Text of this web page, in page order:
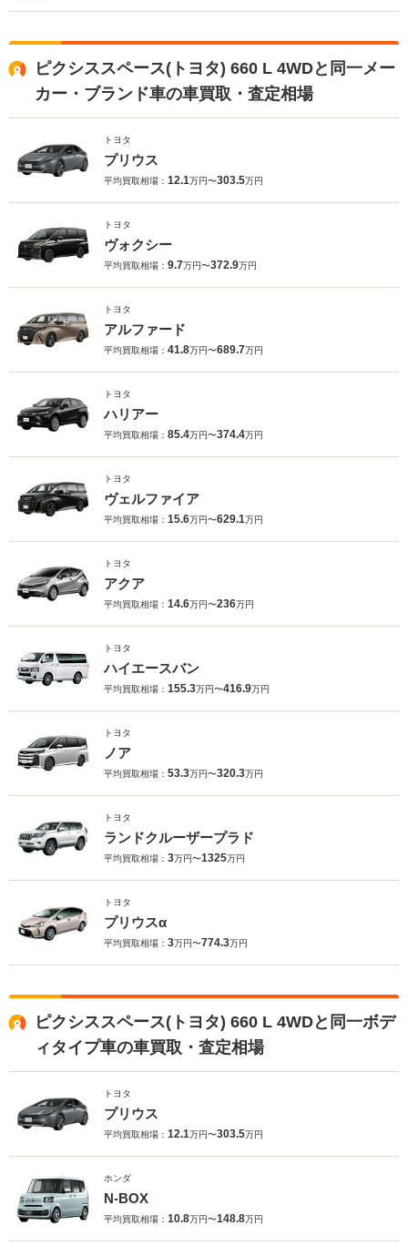
ピクシススペース(トヨタ) 660 L 4WDと同一メー
カー・ブランド車の車買取・査定相場
トヨタ
プリウス
平均買取相場： 12.1万円〜303.5万円
トヨタ
ヴォクシー
平均買取相場： 9.7万円〜372.9万円
トヨタ
アルファード
平均買取相場： 41.8万円〜689.7万円
トヨタ
ハリアー
平均買取相場： 85.4万円〜374.4万円
トヨタ
ヴェルファイア
平均買取相場： 15.6万円〜629.1万円
トヨタ
アクア
平均買取相場： 14.6万円〜236万円
トヨタ
ハイエースバン
平均買取相場： 155.3万円〜416.9万円
トヨタ
ノア
平均買取相場： 53.3万円〜320.3万円
トヨタ
ランドクルーザープラド
平均買取相場： 3万円〜1325万円
トヨタ
プリウスα
平均買取相場： 3万円〜774.3万円
ピクシススペース(トヨタ) 660 L 4WDと同一ボデ
ィタイプ車の車買取・査定相場
トヨタ
プリウス
平均買取相場： 12.1万円〜303.5万円
ホンダ
N-BOX
平均買取相場： 10.8万円〜148.8万円